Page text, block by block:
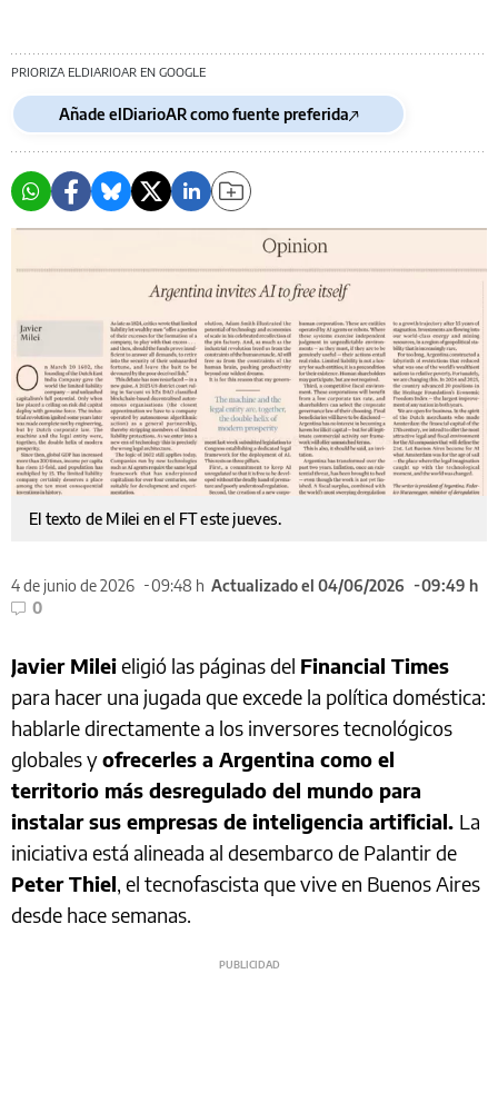
PRIORIZA ELDIARIOAR EN GOOGLE
Añade elDiarioAR como fuente preferida
El texto de Milei en el FT este jueves.
4 de junio de 2026 09:48 h Actualizado el 04/06/2026
09:49 h
0
Javier Mileieligió las páginas del Financial Times
para hacer una jugada que excede la política doméstica:
hablarle directamente a los inversores tecnológicos
globales yofrecerles a Argentina como el
territorio más desregulado del mundo para
instalar sus empresas de inteligencia artificial. La
iniciativa está alineada al desembarco de Palantir de
Peter Thiel, el tecnofascista que vive en Buenos Aires
desde hace semanas.